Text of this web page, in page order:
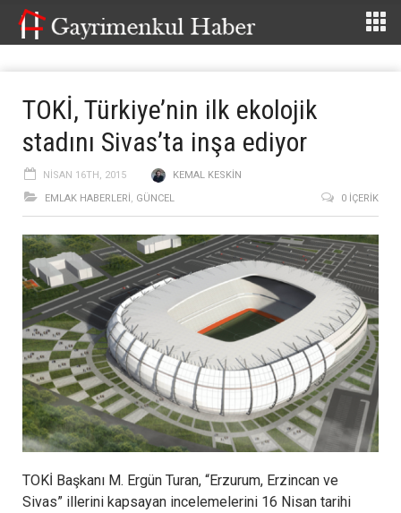
TOKİ, Türkiye’nin ilk ekolojik
stadını Sivas’ta inşa ediyor
NISAN 16TH, 2015
KEMAL KESKIN
EMLAK HABERLERI, GÜNCEL 0 İÇERIK
TOKİ Başkanı M. Ergün Turan, “Erzurum, Erzincan ve
Sivas” illerini kapsayan incelemelerini 16 Nisan tarihi